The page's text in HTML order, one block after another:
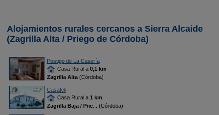
Alojamientos rurales cercanos a Sierra Alcaide
(Zagrilla Alta / Priego de Córdoba)
Postigo de La Casería
Casa Rural a 0,1 km
Zagrilla Alta(Córdoba)
Casateli
Casa Rural a 1 km
Zagrilla Baja / Prie... (Córdoba)